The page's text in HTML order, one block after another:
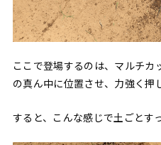
ここで登場するのは、マルチカ
の真ん中に位置させ、力強く押
すると、こんな感じで土ごとす